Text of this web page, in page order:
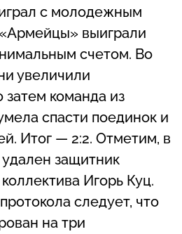
с молодежным
выиграли
счетом. Во
увеличили
команда из
спасти поединок и
Итог — 2:2. Отметим, в
защитник
Игорь Куц.
следует, что
на три